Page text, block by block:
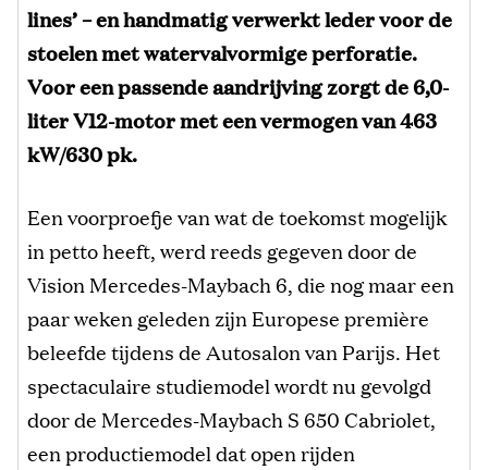
lines’ – en handmatig verwerkt leder voor de
stoelen met watervalvormige perforatie.
Voor een passende aandrijving zorgt de 6,0-
liter V12-motor met een vermogen van 463
kW/630 pk.
Een voorproefje van wat de toekomst mogelijk
in petto heeft, werd reeds gegeven door de
Vision Mercedes-Maybach 6, die nog maar een
paar weken geleden zijn Europese première
beleefde tijdens de Autosalon van Parijs. Het
spectaculaire studiemodel wordt nu gevolgd
door de Mercedes-Maybach S 650 Cabriolet,
een productiemodel dat open rijden